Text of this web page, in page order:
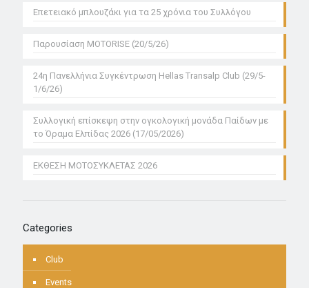
Επετειακό μπλουζάκι για τα 25 χρόνια του Συλλόγου
Παρουσίαση MOTORISE (20/5/26)
24η Πανελλήνια Συγκέντρωση Hellas Transalp Club (29/5-
1/6/26)
Συλλογική επίσκεψη στην ογκολογική μονάδα Παίδων με
το Όραμα Ελπίδας 2026 (17/05/2026)
ΕΚΘΕΣΗ ΜΟΤΟΣΥΚΛΕΤΑΣ 2026
Categories
Club
Events